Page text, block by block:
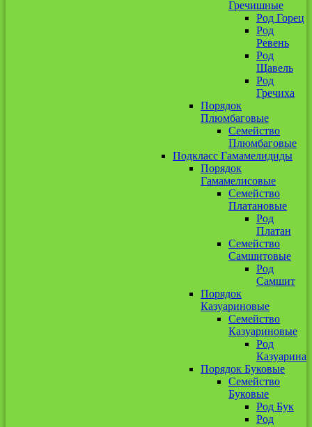
Гречишные
Род Горец
Род
Ревень
Род
Щавель
Род
Гречиха
Порядок
Плюмбаговые
Семейство
Плюмбаговые
Подкласс Гамамелидиды
Порядок
Гамамелисовые
Семейство
Платановые
Род
Платан
Семейство
Самшитовые
Род
Самшит
Порядок
Казуариновые
Семейство
Казуариновые
Род
Казуарина
Порядок Буковые
Семейство
Буковые
Род Бук
Род